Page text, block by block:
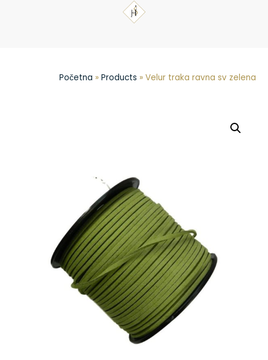
Početna » Products » Velur traka ravna sv zelena